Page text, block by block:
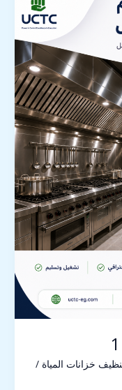
خزانات المياة /